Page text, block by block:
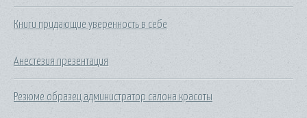
Книги придающие уверенность в себе
Анестезия презентация
Резюме образец администратор салона красоты